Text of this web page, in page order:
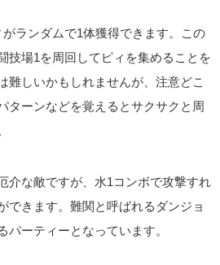
ランダムで1体獲得できます。この
技場1を周回してピィを集めることを
難しいかもしれませんが、注意どこ
ターンなどを覚えるとサクサクと周
介な敵ですが、水1コンボで攻撃すれ
できます。難関と呼ばれるダンジョ
パーティーとなっています。